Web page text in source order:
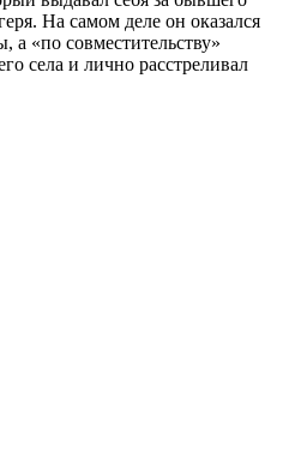
На самом деле он оказался
а «по совместительству»
села и лично расстреливал